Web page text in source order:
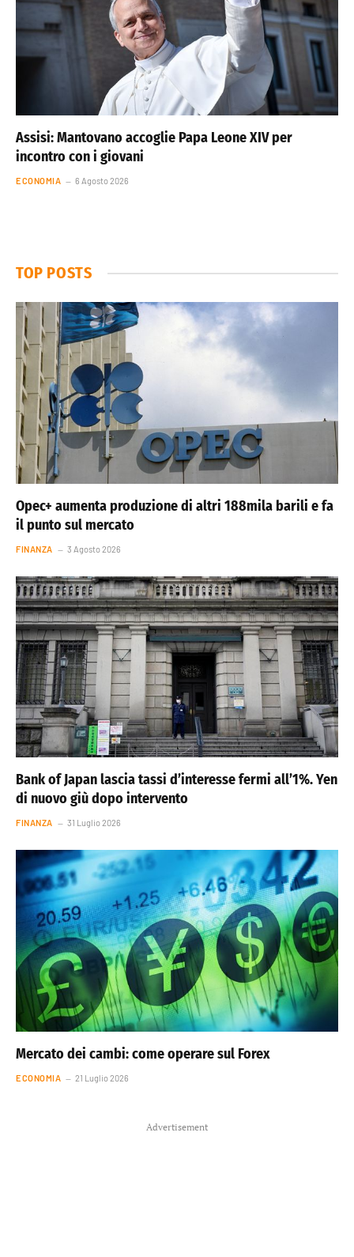
Assisi: Mantovano accoglie Papa Leone XIV per
incontro con i giovani
ECONOMIA 6 Agosto 2026
TOP POSTS
Opec+ aumenta produzione di altri 188mila barili e fa
il punto sul mercato
FINANZA 3 Agosto 2026
Bank of Japan lascia tassi d’interesse fermi all’1%. Yen
di nuovo giù dopo intervento
FINANZA 31 Luglio 2026
Mercato dei cambi: come operare sul Forex
ECONOMIA 21 Luglio 2026
Advertisement